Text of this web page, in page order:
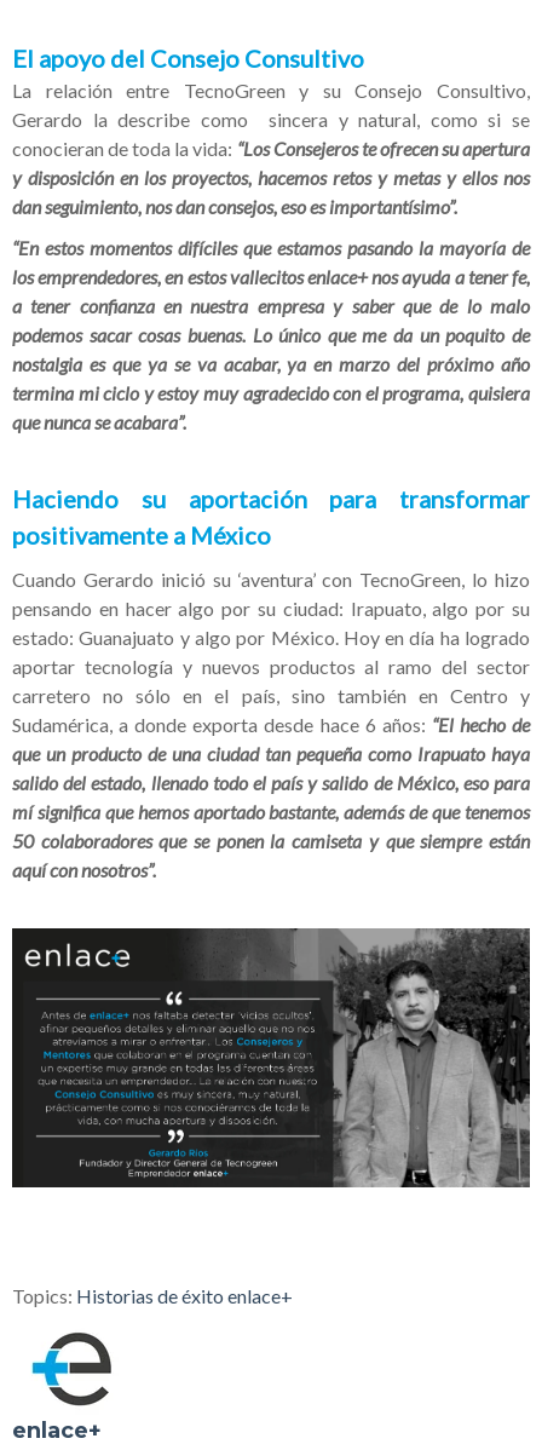
El apoyo del Consejo Consultivo
La relación entre TecnoGreen y su Consejo Consultivo,
Gerardo la describe como sincera y natural, como si se
conocieran de toda la vida: “Los Consejeros te ofrecen su apertura
y disposición en los proyectos, hacemos retos y metas y ellos nos
dan seguimiento, nos dan consejos, eso es importantísimo”.
“En estos momentos difíciles que estamos pasando la mayoría de
los emprendedores, en estos vallecitos enlace+ nos ayuda a tener fe,
a tener confianza en nuestra empresa y saber que de lo malo
podemos sacar cosas buenas. Lo único que me da un poquito de
nostalgia es que ya se va acabar, ya en marzo del próximo año
termina mi ciclo y estoy muy agradecido con el programa, quisiera
que nunca se acabara”.
Haciendo su aportación para transformar
positivamente a México
Cuando Gerardo inició su ‘aventura’ con TecnoGreen, lo hizo
pensando en hacer algo por su ciudad: Irapuato, algo por su
estado: Guanajuato y algo por México. Hoy en día ha logrado
aportar tecnología y nuevos productos al ramo del sector
carretero no sólo en el país, sino también en Centro y
Sudamérica, a donde exporta desde hace 6 años: “El hecho de
que un producto de una ciudad tan pequeña como Irapuato haya
salido del estado, llenado todo el país y salido de México, eso para
mí significa que hemos aportado bastante, además de que tenemos
50 colaboradores que se ponen la camiseta y que siempre están
aquí con nosotros”.
Topics: Historias de éxito enlace+
enlace+